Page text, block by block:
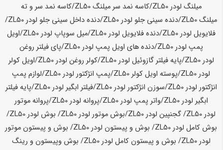
میلنگ لودرZL50 /کاسه نمد سر میلنگZL50
/کاسه نمد سر و ته
میلنگ
/دنده سینی جلو لودر /دنده داخل سینی جلو لودر
/
فلایویل لودرZL50 /دنده فلایویل لودرZL50 /میل سوپاپ لودرZL50
/اویل
پمپ لودرZL50 /دنده های اویل پمپ لودرZL50
/پای فیلتر روغن
لودرZL50 /پایه فیلتر گازوئیل لودرZL50 /کولر روغن لودرZL50
/اویل کولر
لودر
/پوسته اویل کولر /پمپ انژکتور لودر
/لوازم پمپ
انژکتور لودرZL50 /سوزن انژکتور لودرZL50 /فیلتر ابگیر لودرZL50
/پایه فیلتر
ابگیر لودرZL50 /واتر پمپ لودرZL50 /پروانه لودرZL50
/پروانه موتور
لودر
/ گجنپین لودر /بوش موتور لودر / بوش لودر
/
بوش کامل لودر
/ بوش و پیستون لودر
/ بوش و پیستون موتور
لودرZL50 / بوش و پیستون کامل لودرZL50
/ بوش وپیستون و رینگ